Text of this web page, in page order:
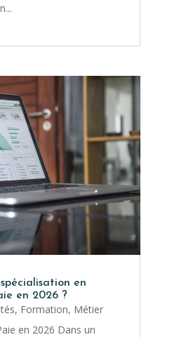
en
en 2026 ?
, Formation, Métier
en 2026 Dans un